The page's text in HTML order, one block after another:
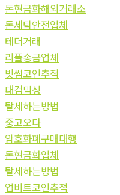
돈현금화해외거래소
돈세탁안전업체
테더거래
리플송금업체
빗썸코인추적
대검믹싱
탈세하는방법
중고오다
암호화폐구매대행
돈현금화업체
탈세하는방법
업비트코인추적